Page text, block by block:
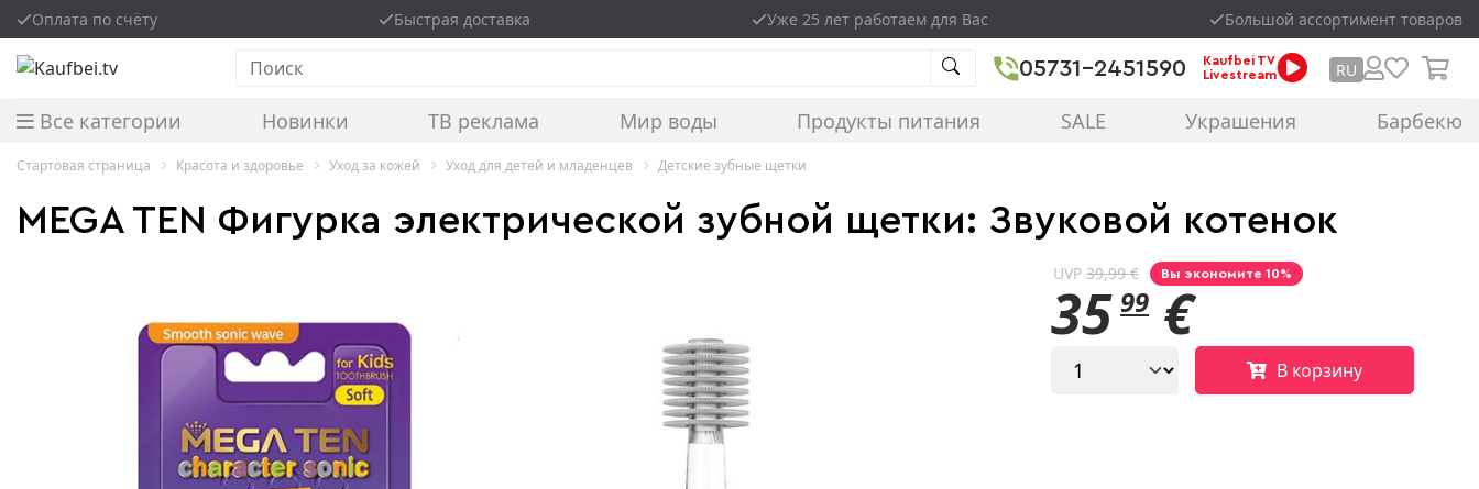
Оплата по счёту Быстрая доставка Уже 25 лет работаем для Вас Большой ассортимент товаров
Поиск 05731-2451590
Kaufbei TV
Livestream
RU
Все категории Новинки ТВ реклама Мир воды Продукты питания SALE Украшения Барбекю
Стартовая страница Красота и здоровье Уход за кожей Уход для детей и младенцев Детские зубные щетки
MEGA TEN Фигурка электрической зубной щетки: Звуковой котенок
UVP 39,99 € Вы экономите 10%
35 99 €
В корзину